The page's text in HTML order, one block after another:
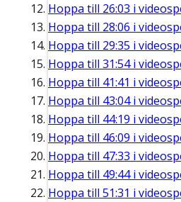
Hoppa till 26:03 i
Hoppa till 28:06 i
Hoppa till 29:35 i
Hoppa till 31:54i
Hoppa till 41:41 i
Hoppa till 43:04i
Hoppa till 44:19 i
Hoppa till 46:09 i
Hoppa till 47:33 i
Hoppa till 49:44i
Hoppa till 51:31 i